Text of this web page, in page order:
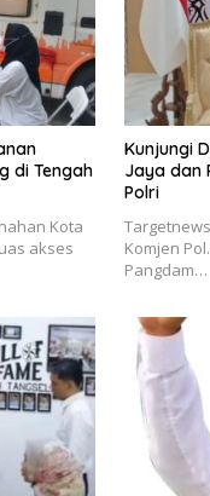
di Tengah
Kota
akses
Kunjungi
Jaya dan
Polri
Komjen
Pangdam…